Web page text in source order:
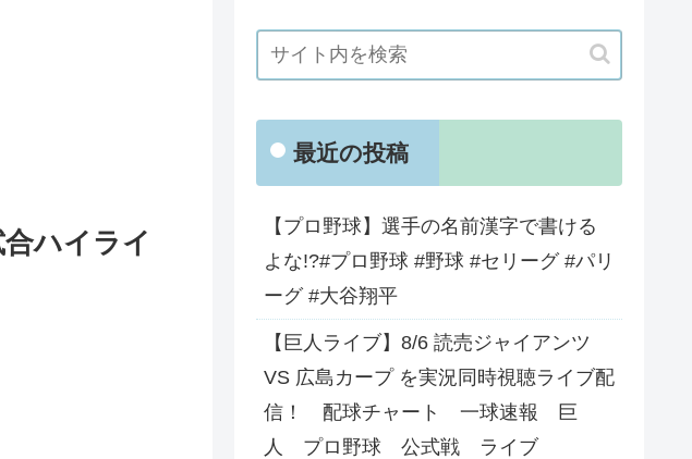
ハイライ
最近の投稿
【プロ野球】選手の名前漢字で書ける
よな!?#プロ野球 #野球 #セリーグ #パリ
ーグ #大谷翔平
【巨人ライブ】8/6 読売ジャイアンツ
VS 広島カープ を実況同時視聴ライブ配
信！ 配球チャート 一球速報 巨
人 プロ野球 公式戦 ライブ